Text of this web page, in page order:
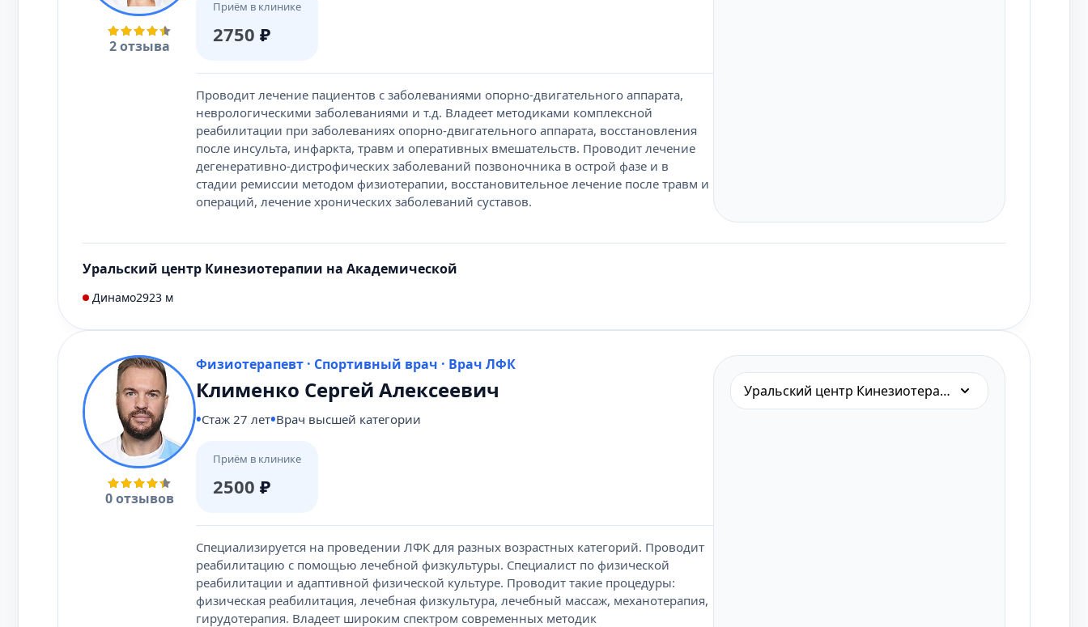
2 отзыва
Приём в клинике
2750 ₽
Проводит лечение пациентов с заболеваниями опорно-двигательного аппарата,
неврологическими заболеваниями и т.д. Владеет методиками комплексной
реабилитации при заболеваниях опорно-двигательного аппарата, восстановления
после инсульта, инфаркта, травм и оперативных вмешательств. Проводит лечение
дегенеративно-дистрофических заболеваний позвоночника в острой фазе и в
стадии ремиссии методом физиотерапии, восстановительное лечение после травм и
операций, лечение хронических заболеваний суставов.
Уральский центр Кинезиотерапии на Академической
Динамо2923 м
0 отзывов
Физиотерапевт · Спортивный врач · Врач ЛФК
Клименко Сергей Алексеевич
Стаж 27 лет Врач высшей категории
Приём в клинике
2500 ₽
Специализируется на проведении ЛФК для разных возрастных категорий. Проводит
реабилитацию с помощью лечебной физкультуры. Специалист по физической
реабилитации и адаптивной физической культуре. Проводит такие процедуры:
физическая реабилитация, лечебная физкультура, лечебный массаж, механотерапия,
гирудотерапия. Владеет широким спектром современных методик
Уральский центр Кинезиотерапии на Академической